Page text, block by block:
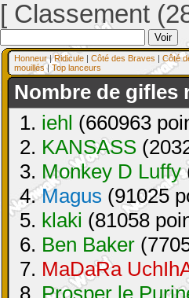
[ Classement
Honneur|Ridicule | Côté des Braves | Côté
mouillés| Top lanceurs
Nombre de gifles
1. iehl (660963
2. KANSASS
3. Monkey D Luffy
4.Magus (91025
5. klaki (81058
6. Ben Baker
7. MaDaRa
8. Prosper le